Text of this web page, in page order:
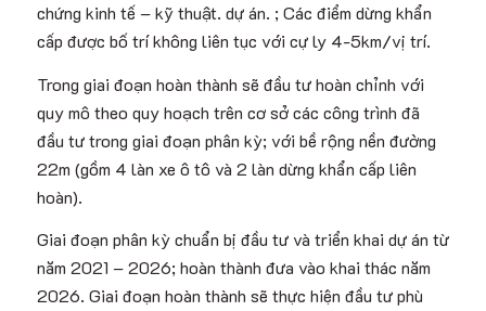
chứng kinh tế – kỹ thuật. dự án. ; Các điểm dừng khẩn
cấp được bố trí không liên tục với cự ly 4-5km/vị trí.
Trong giai đoạn hoàn thành sẽ đầu tư hoàn chỉnh với
quy mô theo quy hoạch trên cơ sở các công trình đã
đầu tư trong giai đoạn phân kỳ; với bề rộng nền đường
22m (gồm 4 làn xe ô tô và 2 làn dừng khẩn cấp liên
hoàn).
Giai đoạn phân kỳ chuẩn bị đầu tư và triển khai dự án từ
năm 2021 – 2026; hoàn thành đưa vào khai thác năm
2026. Giai đoạn hoàn thành sẽ thực hiện đầu tư phù